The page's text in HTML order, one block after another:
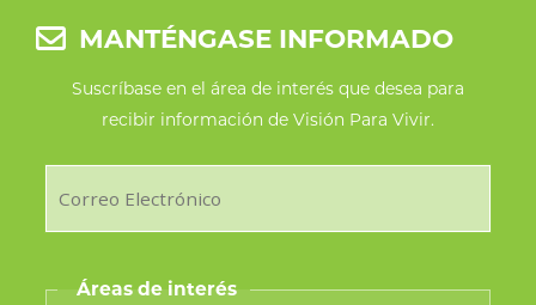
MANTÉNGASE INFORMADO
Suscríbase en el área de interés que desea para
recibir información de Visión Para Vivir.
Áreas de interés